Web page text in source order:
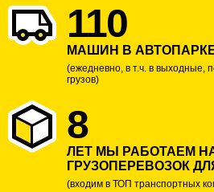
110
МАШИН В
(ежедневно, в т.ч. в выходные,
грузов)
8
ЛЕТ МЫ РАБОТАЕМ
ГРУЗОПЕРЕВОЗОК
(входим в ТОП транспортных